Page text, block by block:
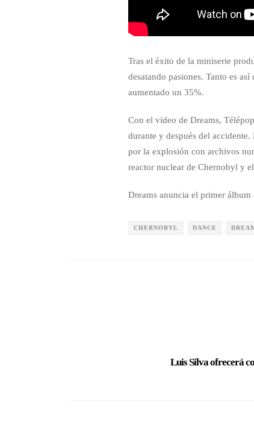
Tras el éxito de la miniserie
desatando pasiones. Tanto es
aumentado un 35%.
Con el video de Dreams,
durante y después del
por la explosión con archivos
reactor nuclear de Chernobyl y
Dreams anuncia el primer álbum
CHERNOBYL DANCE
Luis Silva ofrecerá